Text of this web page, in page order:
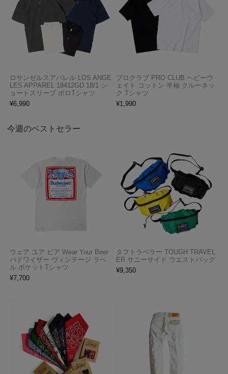
ロサンゼルスアパレル LOS ANGE
LES APPAREL 18412GD 18/1 シ
ョートスリーブ ポロTシャツ
¥6,990
プロクラブ PRO CLUB ヘビーウ
ェイト コットン 半袖 クルーネッ
ク Tシャツ
¥1,990
今週のベストセラー
ウェア ユア ビア Wear Your Beer
バドワイザー ヴィンテージ ラベ
ル ポケットTシャツ
¥7,700
タフトラベラー TOUGH TRAVEL
ER サニーサイド ウエストバッグ
¥9,350